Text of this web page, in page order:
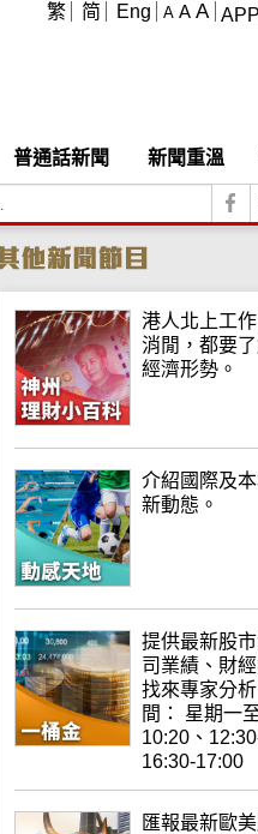
A A A
繁 简 Eng
普通話新聞 新聞重溫
港人北上工作
消閒，都要
經濟形勢。
介紹國際及
新動態。
提供最新股
司業績、財
找來專家分
間： 星期一
10:20、
16:30-17:00
匯報最新歐